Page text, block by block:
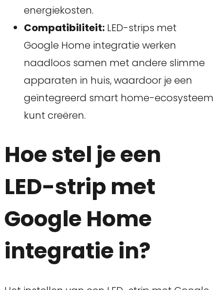
energiekosten.
Compatibiliteit:LED-strips met
Google Home integratie werken
naadloos samen met andere slimme
apparaten in huis, waardoor je een
geïntegreerd smart home-ecosysteem
kunt creëren.
Hoe stel je een
LED-strip met
Google Home
integratie in?